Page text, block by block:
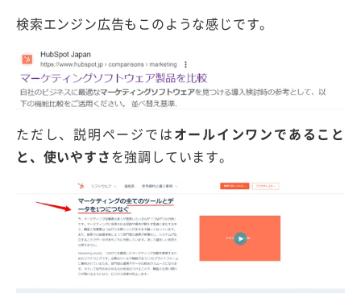
検索エンジン広告もこのような感じです。
ただし、説明ページではオールインワンであること
と、使いやすさを強調しています。